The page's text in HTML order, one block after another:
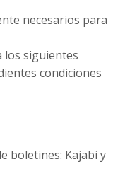
necesarios para
siguientes
condiciones
boletines: Kajabi y